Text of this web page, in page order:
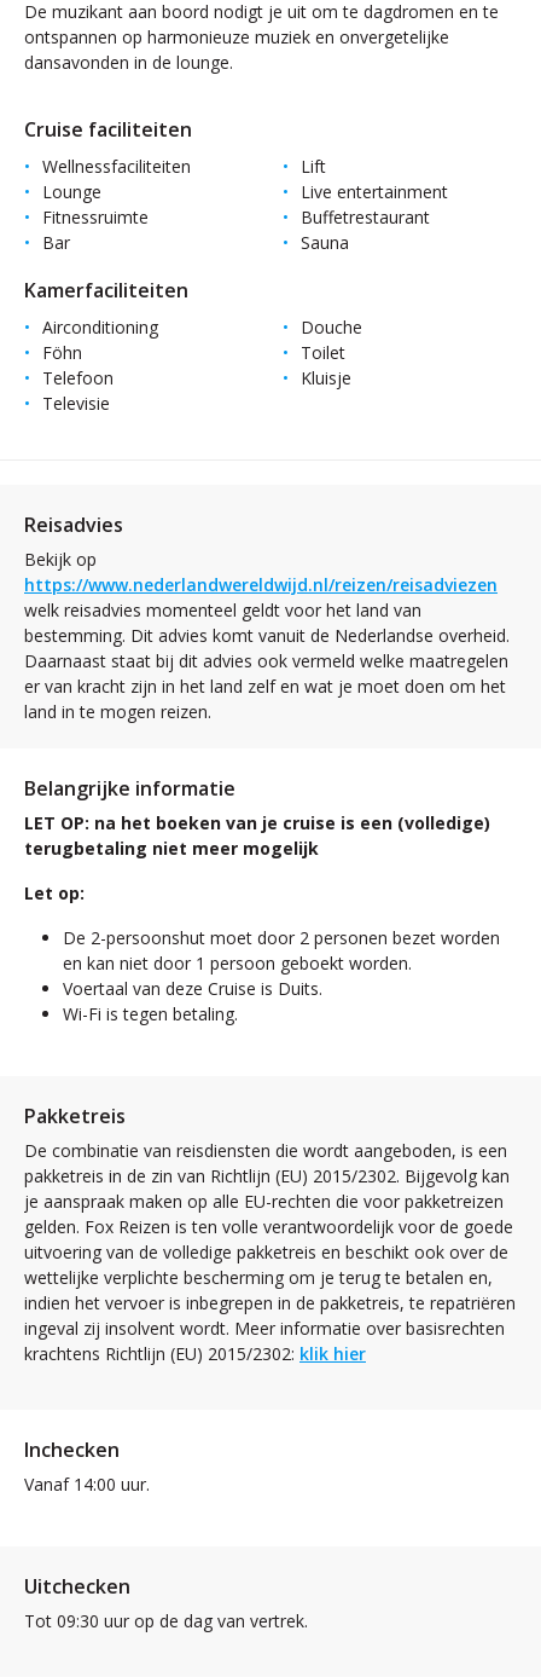
De muzikant aan boord nodigt je uit om te dagdromen en te
ontspannen op harmonieuze muziek en onvergetelijke
dansavonden in de lounge.
Cruise faciliteiten
Wellnessfaciliteiten
Lift
Lounge
Live entertainment
Fitnessruimte
Buffetrestaurant
Bar
Sauna
Kamerfaciliteiten
Airconditioning
Douche
Föhn
Toilet
Telefoon
Kluisje
Televisie
Reisadvies
Bekijk op
https://www.nederlandwereldwijd.nl/reizen/reisadviezen
welk reisadvies momenteel geldt voor het land van
bestemming. Dit advies komt vanuit de Nederlandse overheid.
Daarnaast staat bij dit advies ook vermeld welke maatregelen
er van kracht zijn in het land zelf en wat je moet doen om het
land in te mogen reizen.
Belangrijke informatie
LET OP: na het boeken van je cruise is een (volledige)
terugbetaling niet meer mogelijk
Let op:
De 2-persoonshut moet door 2 personen bezet worden
en kan niet door 1 persoon geboekt worden.
Voertaal van deze Cruise is Duits.
Wi-Fi is tegen betaling.
Pakketreis
De combinatie van reisdiensten die wordt aangeboden, is een
pakketreis in de zin van Richtlijn (EU) 2015/2302. Bijgevolg kan
je aanspraak maken op alle EU-rechten die voor pakketreizen
gelden. Fox Reizen is ten volle verantwoordelijk voor de goede
uitvoering van de volledige pakketreis en beschikt ook over de
wettelijke verplichte bescherming om je terug te betalen en,
indien het vervoer is inbegrepen in de pakketreis, te repatriëren
ingeval zij insolvent wordt. Meer informatie over basisrechten
krachtens Richtlijn (EU) 2015/2302: klik hier
Inchecken
Vanaf 14:00 uur.
Uitchecken
Tot 09:30 uur op de dag van vertrek.